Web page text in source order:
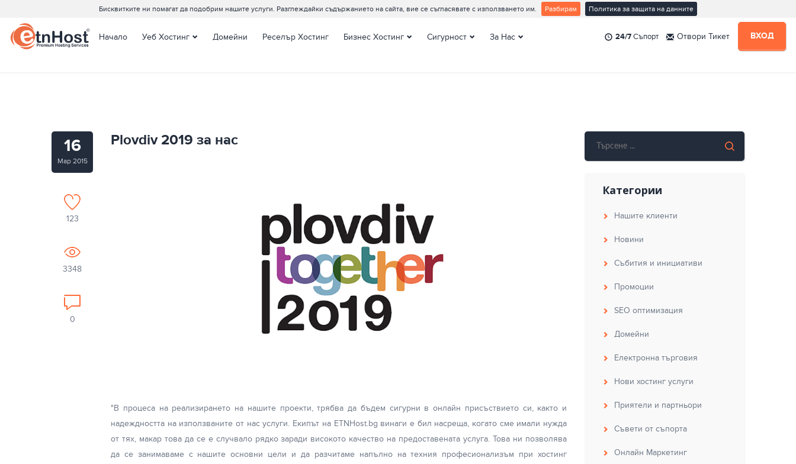
Бисквитките ни помагат да подобрим нашите услуги. Разглеждайки съдържанието на сайта, вие се съгласявате с използването им. Разбирам Политика за защита на данните
Начало Уеб Хостинг Домейни Реселър Хостинг Бизнес Хостинг Сигурност За Нас 24/7Съпорт Отвори Тикет ВХОД
16
Мар 2015
123
3348
0
Plovdiv 2019 за нас
"В процеса на реализирането на нашите проекти, трябва да бъдем сигурни в онлайн присъствието си, както и
надеждността на използваните от нас услуги. Екипът на ETNHost.bg винаги е бил насреща, когато сме имали нужда
от тях, макар това да се е случвало рядко заради високото качество на предоставената услуга. Това ни позволява
да се занимаваме с нашите основни цели и да разчитаме напълно на техния професионализъм при хостинг
Категории
Нашите клиенти
Новини
Събития и инициативи
Промоции
SEO оптимизация
Домейни
Електронна търговия
Нови хостинг услуги
Приятели и партньори
Съвети от съпорта
Онлайн Маркетинг